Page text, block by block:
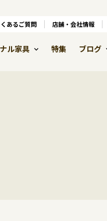
ショップ よくあるご質問
ル家具 特集 ブログ
あるご質問 店舗・会社情報